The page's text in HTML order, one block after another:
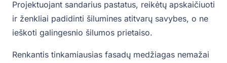
Projektuojant sandarius pastatus, reikėtų apskaičiuoti
ir ženkliai padidinti šilumines atitvarų savybes, o ne
ieškoti galingesnio šilumos prietaiso.
Renkantis tinkamiausias fasadų medžiagas nemažai